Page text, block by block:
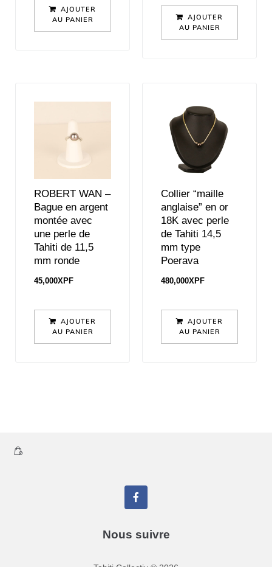
AJOUTER
AU PANIER
AJOUTER
AU PANIER
ROBERT WAN –
Bague en argent
montée avec
une perle de
Tahiti de 11,5
mm ronde
45,000XPF
AJOUTER
AU PANIER
Collier “maille
anglaise” en or
18K avec perle
de Tahiti 14,5
mm type
Poerava
480,000XPF
AJOUTER
AU PANIER
Nous suivre